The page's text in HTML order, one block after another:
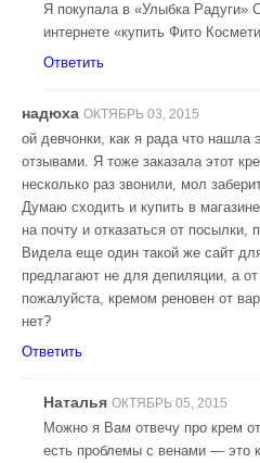
Я покупала в «Улыбка Радуги»
интернете «купить Фито
Ответить
надюха ОКТЯБРЬ 03, 2015
ой девчонки, как я рада что нашла
отзывами. Я тоже заказала этот
несколько раз звонили, мол
Думаю сходить и купить в
на почту и отказаться от посылки,
Видела еще один такой же сайт
предлагают не для депиляции, а
пожалуйста, кремом реновен от
нет?
Ответить
Наталья ОКТЯБРЬ 05, 2015
Можно я Вам отвечу про крем
есть проблемы с венами — это